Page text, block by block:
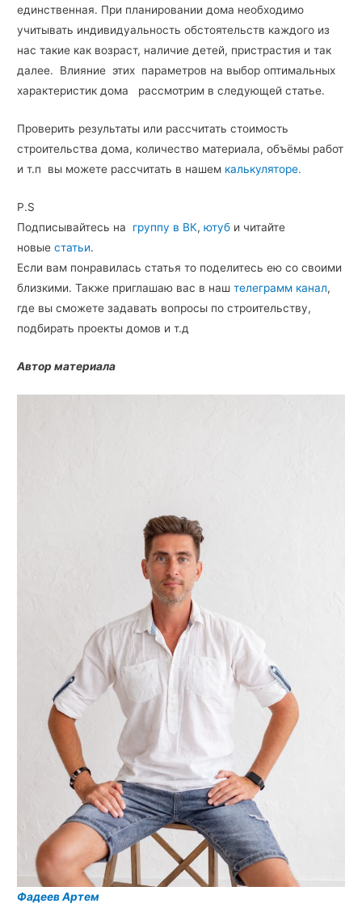
единственная. При планировании дома необходимо
учитывать индивидуальность обстоятельств каждого из
нас такие как возраст, наличие детей, пристрастия и так
далее. Влияние этих параметров на выбор оптимальных
характеристик дома рассмотрим в следующей статье.
Проверить результаты или рассчитать стоимость
строительства дома, количество материала, объёмы работ
и т.п вы можете рассчитать в нашем калькуляторе.
P.S
Подписывайтесь на группу в ВК,ютуб и читайте
новыестатьи.
Если вам понравилась статья то поделитесь ею со своими
близкими. Также приглашаю вас в наштелеграмм канал,
где вы сможете задавать вопросы по строительству,
подбирать проекты домов и т.д
Автор материала
Фадеев Артем